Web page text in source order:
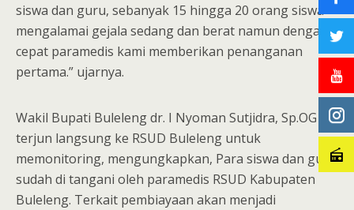
siswa dan guru, sebanyak 15 hingga 20 orang siswa
mengalamai gejala sedang dan berat namun dengan
cepat paramedis kami memberikan penanganan
pertama.” ujarnya.
Wakil Bupati Buleleng dr. I Nyoman Sutjidra, Sp.OG
terjun langsung ke RSUD Buleleng untuk
memonitoring, mengungkapkan, Para siswa dan guru
sudah di tangani oleh paramedis RSUD Kabupaten
Buleleng. Terkait pembiayaan akan menjadi